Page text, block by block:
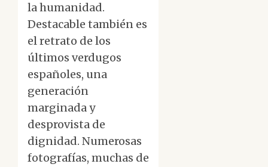
la humanidad.
Destacable también es
el retrato de los
últimos verdugos
españoles, una
generación
marginada y
desprovista de
dignidad. Numerosas
fotografías, muchas de